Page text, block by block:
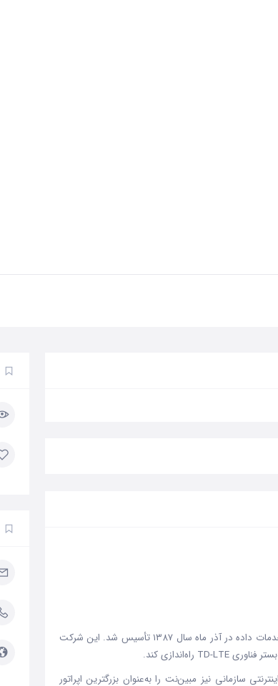
شرکت مبین‌ نت با هدف تبدیل شدن به انتخاب نخست مشتریان خدمات داده در آذر ماه سال ۱۳۸۷ تأسیس شد. این شرکت
سازمانی نیز مبین‌نت را به‌عنوان بزرگترین اپراتور